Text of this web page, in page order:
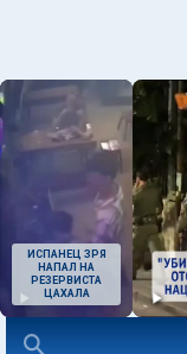
ИСПАНЕЦ ЗРЯ
НАПАЛ НА
РЕЗЕРВИСТА
ЦАХАЛА